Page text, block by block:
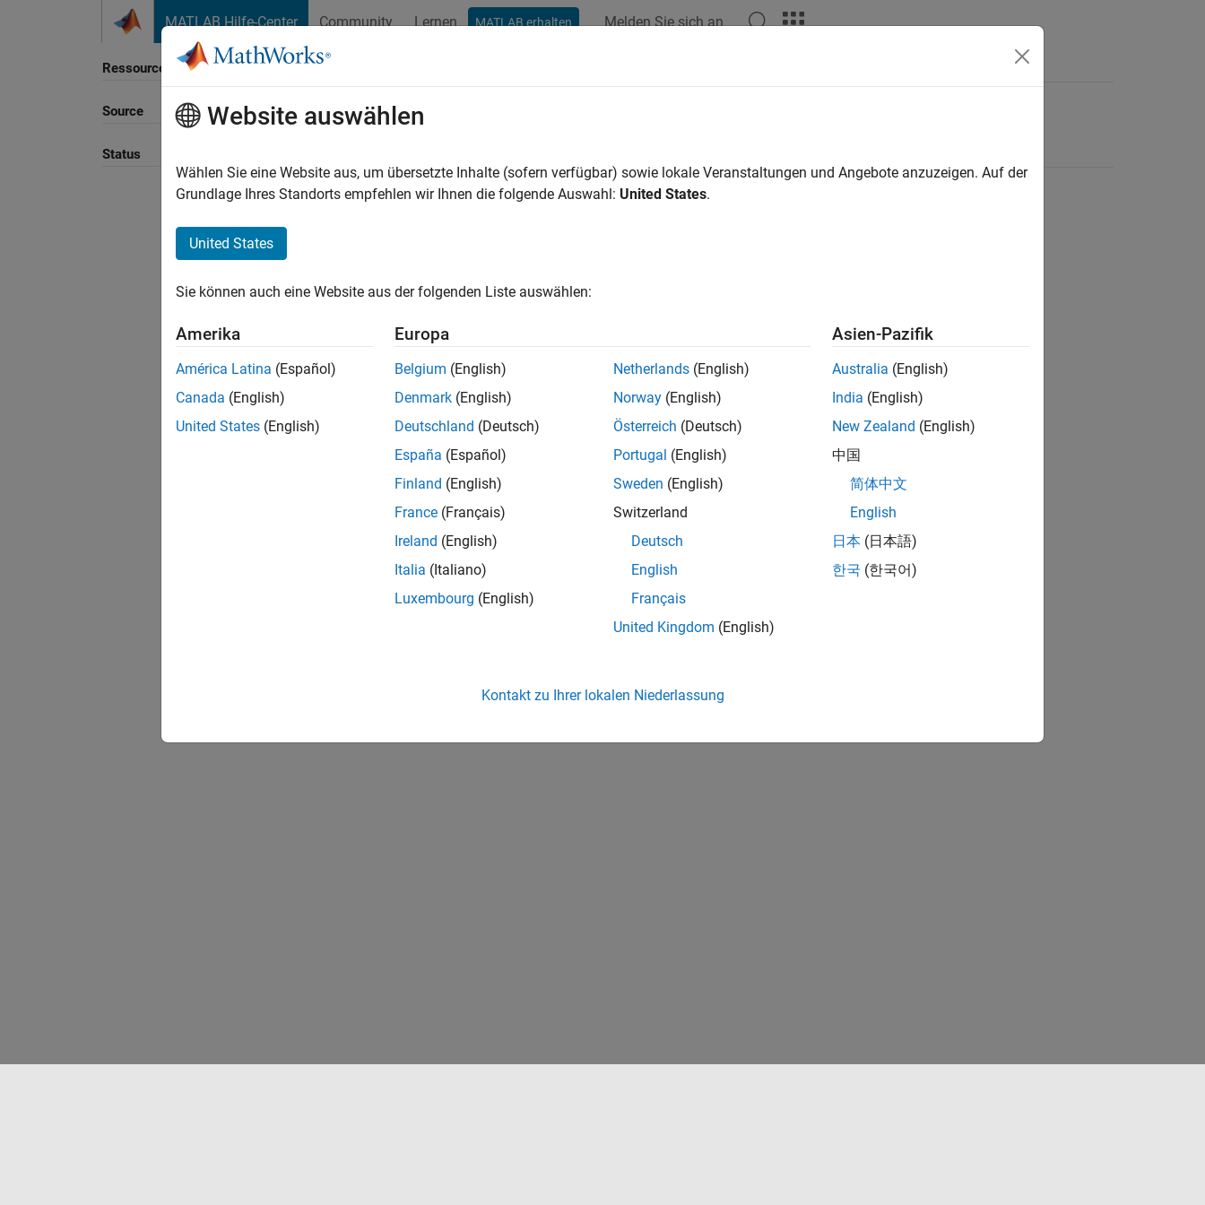
MATLAB Hilfe-Center Community Lernen MATLAB erhalten Melden Sie sich an
Ressource
Source
Status
Sortieren nach
Website auswählen
Wählen Sie eine Website aus, um übersetzte Inhalte (sofern verfügbar) sowie lokale Veranstaltungen und Angebote anzuzeigen. Auf der
Grundlage Ihres Standorts empfehlen wir Ihnen die folgende Auswahl: United States.
United States
Sie können auch eine Website aus der folgenden Liste auswählen:
Amerika
América Latina (Español)
Canada (English)
United States (English)
Europa
Belgium (English)
Denmark (English)
Deutschland (Deutsch)
España (Español)
Finland (English)
France (Français)
Ireland (English)
Italia (Italiano)
Luxembourg (English)
Netherlands (English)
Norway (English)
Österreich (Deutsch)
Portugal (English)
Sweden (English)
Switzerland
Deutsch
English
Français
United Kingdom (English)
Asien-Pazifik
Australia (English)
India (English)
New Zealand (English)
中国
简体中文
English
日本 (日本語)
한국 (한국어)
Kontakt zu Ihrer lokalen Niederlassung